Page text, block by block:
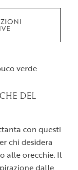
verde
DEL
con questi
chi desidera
alle orecchie. Il
dalle